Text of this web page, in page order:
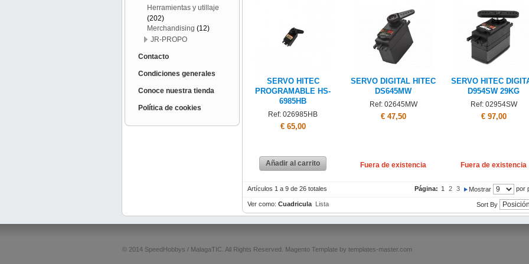
SERVO HITEC
PROGRAMABLE HS-
6985HB
Ref: 026985HB
€ 65,00
Añadir al carrito
SERVO DIGITAL HITEC
DS645MW
Ref: 02645MW
€ 47,50
Fuera de existencia
SERVO HITEC
D954SW 29KG
Ref: 02954SW
€ 97,00
Fuera de existencia
Artículos 1 a 9 de 26 totales Mostrar por
Página: 1 2 3
Ver como: Cuadricula Lista Sort By
Herramientas y utillaje
(202)
Merchandising (12)
JR-PROPO
Contacto
Condiciones generales
Conoce nuestra tienda
Política de cookies
© 2014 SpeedHobbys / MalagaTIC. All Rights Reserved. Magento Template by templates-master.com